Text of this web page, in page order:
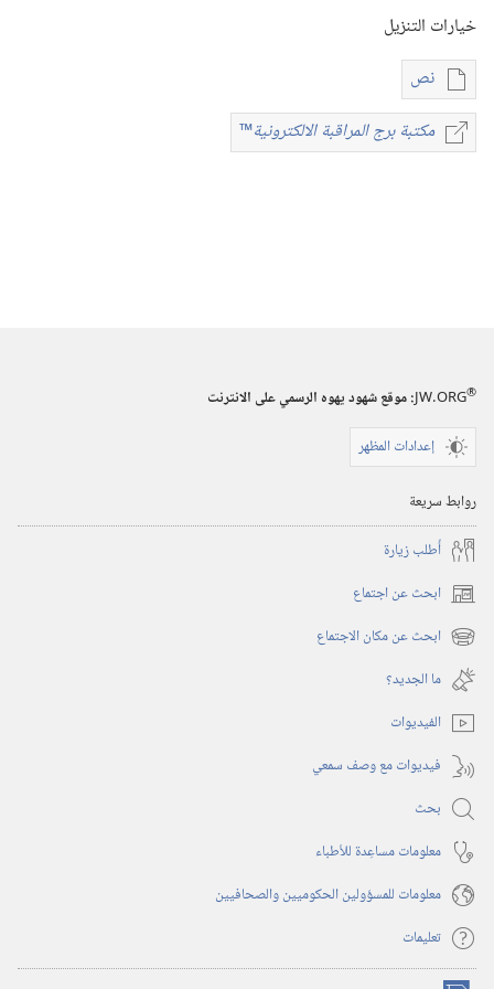
خيارات التنزيل
نص
خيارات
تنزيل
الاصدارات
مايو‏‏–‏‎‏‎
حزيران/
يونيو‏‏
مكتبة برج المراقبة الالكترونية™
مكتبة
JW.ORG®
:‏ موقع شهود يهوه الرسمي على الانترنت
إعدادات المظهر
روابط سريعة
أُطلب زيارة
ابحث عن اجتماع (يفتح
نافذة ابحث عن مكان الاجتماع (يفتح
نافذة
جديدة)
ما الجديد؟‏
الفيديوات
فيديوات مع وصف سمعي
بحث
معلومات مساعِدة للأطباء
معلومات للمسؤولين الحكوميين والصحافيين
تعليمات